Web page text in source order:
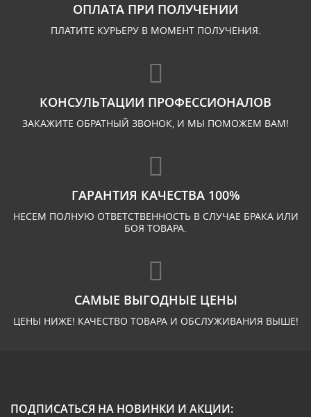
ОПЛАТА ПРИ ПОЛУЧЕНИИ
ПЛАТИТЕ КУРЬЕРУ В МОМЕНТ ПОЛУЧЕНИЯ.
КОНСУЛЬТАЦИИ ПРОФЕССИОНАЛОВ
ЗАКАЖИТЕ ОБРАТНЫЙ ЗВОНОК, И МЫ ПОМОЖЕМ ВАМ!
ГАРАНТИЯ КАЧЕСТВА 100%
НЕСЕМ ПОЛНУЮ ОТВЕТСТВЕННОСТЬ В СЛУЧАЕ БРАКА ИЛИ
БОЯ ТОВАРА.
САМЫЕ ВЫГОДНЫЕ ЦЕНЫ
ЦЕНЫ НИЖЕ! КАЧЕСТВО ТОВАРА И ОБСЛУЖИВАНИЯ ВЫШЕ!
ПОДПИСАТЬСЯ НА НОВИНКИ И АКЦИИ: